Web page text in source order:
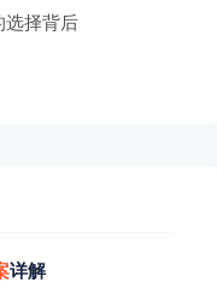
选择背后
详解